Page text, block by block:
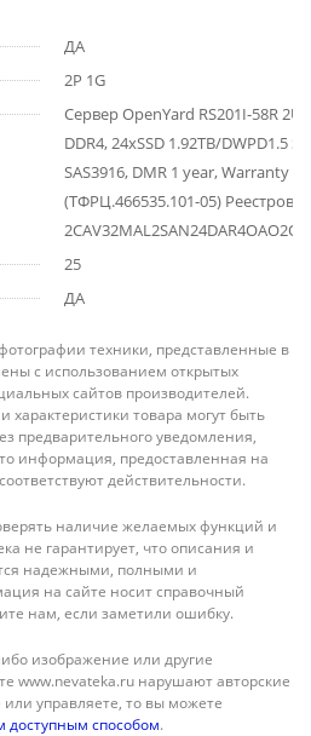
ДА
2P 1G
Сервер OpenYard RS201I-58R 2U,
DDR4, 24xSSD 1.92TB/DWPD1.5
SAS3916, DMR 1 year, Warranty 1
(ТФРЦ.466535.101-05)
25
ДА
техники, представленные в
с использованием открытых
сайтов производителей.
товара могут быть
предварительного уведомления,
информация, предоставленная на
действительности.
наличие желаемых функций и
не гарантирует, что описания и
надежными, полными и
на сайте носит справочный
нам, если заметили ошибку.
изображение или другие
www.nevateka.ru нарушают авторские
управляете, то вы можете
способом.